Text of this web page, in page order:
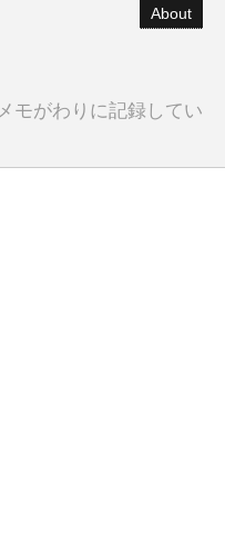
About
モがわりに記録してい